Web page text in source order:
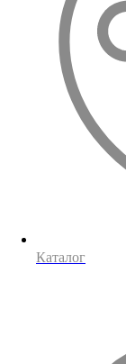
Каталог